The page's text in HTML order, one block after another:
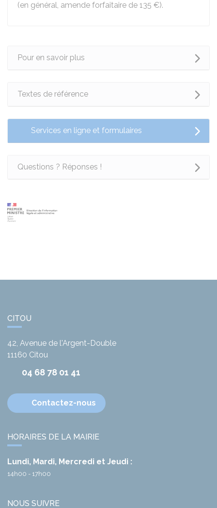
(en général, amende forfaitaire de 135 €).
Pour en savoir plus
Textes de référence
Services en ligne et formulaires
Questions ? Réponses !
CITOU
42, Avenue de l'Argent-Double
11160 Citou
04 68 78 01 41
Contactez-nous
HORAIRES DE LA MAIRIE
Lundi, Mardi, Mercredi et Jeudi :
14h00 - 17h00
NOUS SUIVRE